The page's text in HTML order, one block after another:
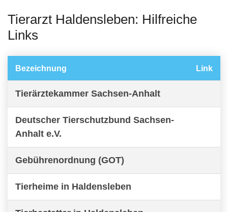
Tierarzt Haldensleben: Hilfreiche
Links
Bezeichnung Link
Tierärztekammer Sachsen-Anhalt
Deutscher Tierschutzbund Sachsen-
Anhalt e.V.
Gebührenordnung (GOT)
Tierheime in Haldensleben